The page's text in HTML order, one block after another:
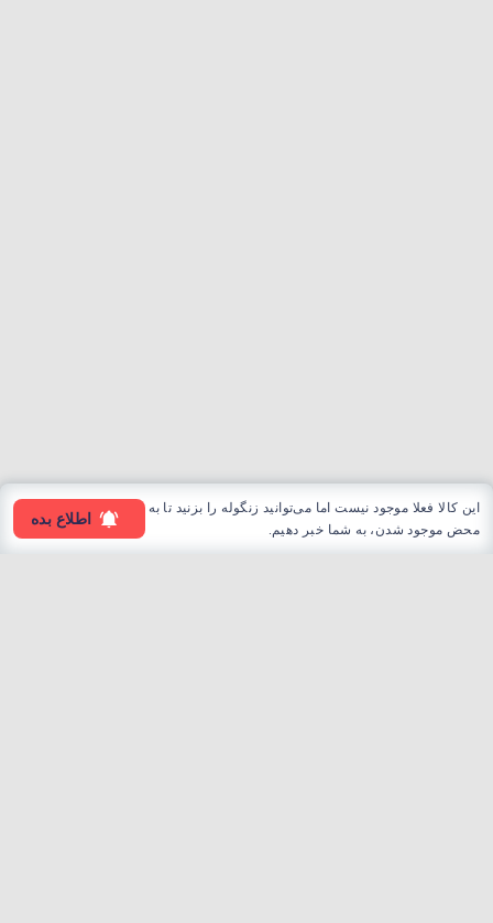
این کالا فعلا موجود نیست اما می‌توانید زنگوله را بزنید تا به
محض موجود شدن، به شما خبر دهیم.
اطلاع بده